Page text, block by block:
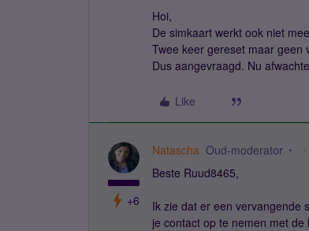
Hoi,
De simkaart werkt ook niet
Twee keer gereset maar geen
Dus aangevraagd. Nu
Like
+6
Natascha Oud-moderator
Beste Ruud8465,
Ik zie dat er een vervangende
je contact op te nemen met